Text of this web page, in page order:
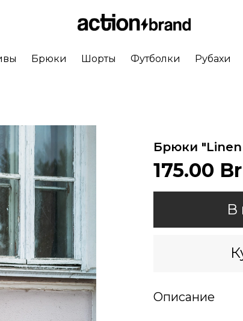
Брюки Шорты Футболки Рубахи
Брюки
175.00 Br
В
Описание